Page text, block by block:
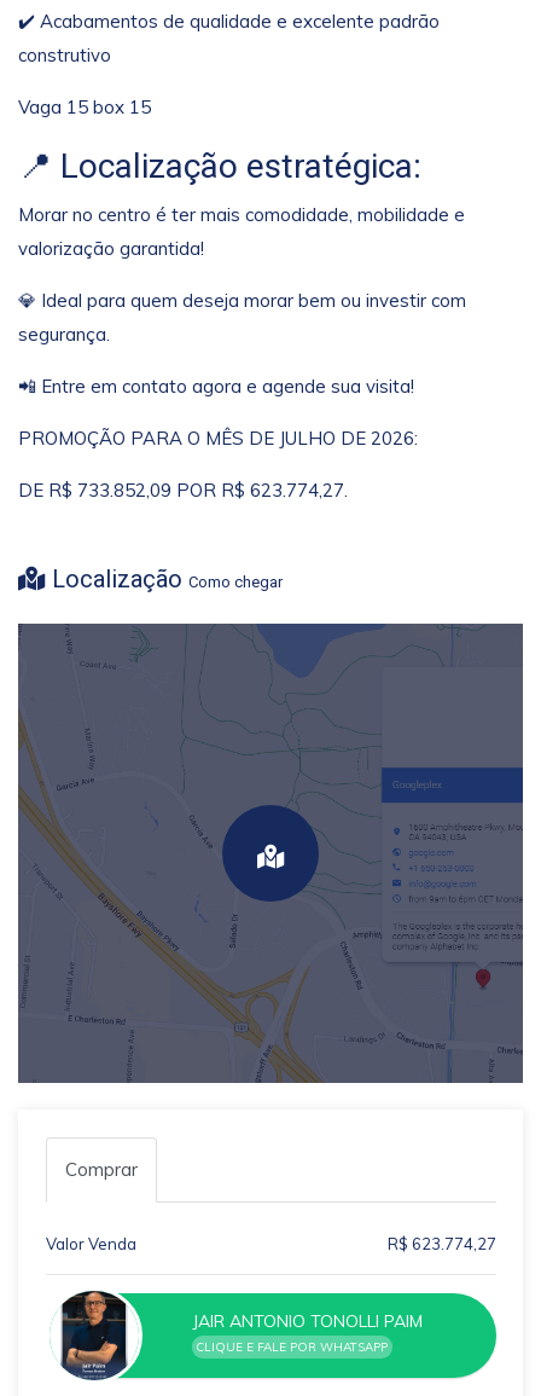
✔️ Acabamentos de qualidade e excelente padrão
construtivo
Vaga 15 box 15
📍 Localização estratégica:
Morar no centro é ter mais comodidade, mobilidade e
valorização garantida!
💎 Ideal para quem deseja morar bem ou investir com
segurança.
📲 Entre em contato agora e agende sua visita!
PROMOÇÃO PARA O MÊS DE JULHO DE 2026:
DE R$ 733.852,09 POR R$ 623.774,27.
Localização Como chegar
Comprar
Valor Venda R$ 623.774,27
JAIR ANTONIO TONOLLI PAIM
CLIQUE E FALE POR WHATSAPP